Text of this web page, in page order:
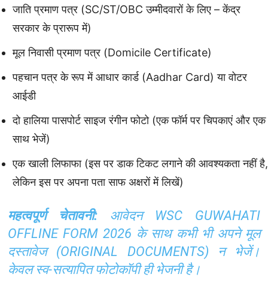
जाति प्रमाण पत्र (SC/ST/OBC उम्मीदवारों के लिए – केंद्र
सरकार के प्रारूप में)
मूल निवासी प्रमाण पत्र (Domicile Certificate)
पहचान पत्र के रूप में आधार कार्ड (Aadhar Card) या वोटर
आईडी
दो हालिया पासपोर्ट साइज रंगीन फोटो (एक फॉर्म पर चिपकाएं और एक
साथ भेजें)
एक खाली लिफाफा (इस पर डाक टिकट लगाने की आवश्यकता नहीं है,
लेकिन इस पर अपना पता साफ अक्षरों में लिखें)
महत्वपूर्ण चेतावनी: आवेदन WSC GUWAHATI
OFFLINE FORM 2026 के साथ कभी भी अपने मूल
दस्तावेज (ORIGINAL DOCUMENTS) न भेजें।
केवल स्व-सत्यापित फोटोकॉपी ही भेजनी है।